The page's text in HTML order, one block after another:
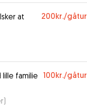
at
200kr./gåtur
lille familie 100kr./gåtur
)